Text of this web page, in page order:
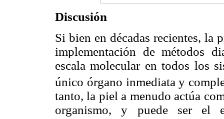
Discusión
Si bien en décadas recientes, la
implementación de métodos
escala molecular en todos los
único órgano inmediata y
tanto, la piel a menudo actúa
organismo, y puede ser el